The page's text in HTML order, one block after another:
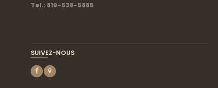
Tel.: 819-538-5885
SUIVEZ-NOUS